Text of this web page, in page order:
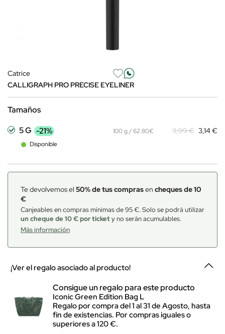
Catrice
CALLIGRAPH PRO PRECISE EYELINER
Tamaños
5 G -21%
Disponible
100 g / 62.80€ 3,99 € 3,14 €
Te devolvemos el 50% de tus comprasen cheques de 10
€
Canjeables en compras mínimas de 95 €. Solo se podrá utilizar
un cheque de 10 € por tickety no serán acumulables.
Más información
¡Ver el regalo asociado al producto!
Consigue un regalo para este producto
Iconic Green Edition Bag L
Regalo por compra del 1 al 31 de Agosto, hasta
fin de existencias. Por compras iguales o
superiores a 120 €.